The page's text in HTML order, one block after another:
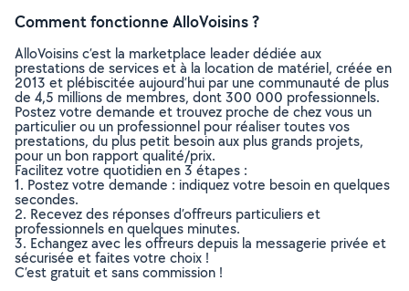
Comment fonctionne AlloVoisins ?
AlloVoisins c’est la marketplace leader dédiée aux
prestations de services et à la location de matériel, créée en
2013 et plébiscitée aujourd’hui par une communauté de plus
de 4,5 millions de membres, dont 300 000 professionnels.
Postez votre demande et trouvez proche de chez vous un
particulier ou un professionnel pour réaliser toutes vos
prestations, du plus petit besoin aux plus grands projets,
pour un bon rapport qualité/prix.
Facilitez votre quotidien en 3 étapes :
1. Postez votre demande : indiquez votre besoin en quelques
secondes.
2. Recevez des réponses d’offreurs particuliers et
professionnels en quelques minutes.
3. Echangez avec les offreurs depuis la messagerie privée et
sécurisée et faites votre choix !
C’est gratuit et sans commission !